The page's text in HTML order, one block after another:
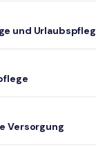
und
Versorgung